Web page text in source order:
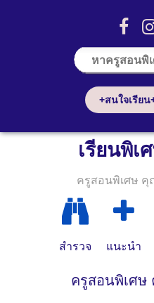
+สนใจเรียน
เรียนพิเ
ครูสอนพิเศษ คุ
สำรวจ แนะนำ
ครูสอนพิเศ